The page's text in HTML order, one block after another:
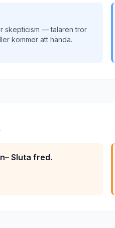
skepticism — talaren tror
kommer att hända.
Sluta fred.